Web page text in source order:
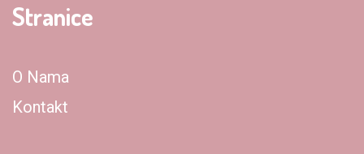
Stranice
O Nama
Kontakt